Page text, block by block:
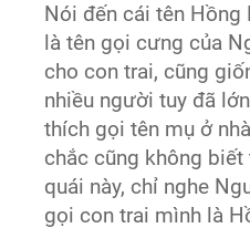
Nói đến cái tên Hồng
là tên gọi cưng của
cho con trai, cũng
nhiều người tuy đã
thích gọi tên mụ ở
chắc cũng không
quái này, chỉ nghe
gọi con trai mình là